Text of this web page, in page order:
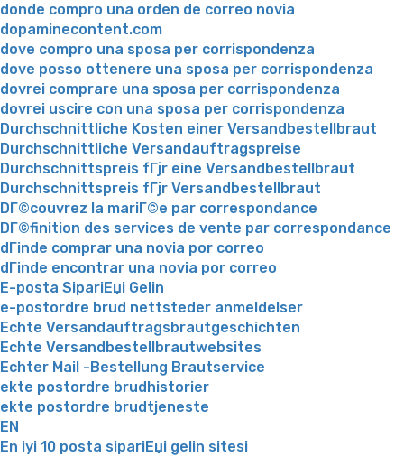
donde compro una orden de correo novia
dopaminecontent.com
dove compro una sposa per corrispondenza
dove posso ottenere una sposa per corrispondenza
dovrei comprare una sposa per corrispondenza
dovrei uscire con una sposa per corrispondenza
Durchschnittliche Kosten einer Versandbestellbraut
Durchschnittliche Versandauftragspreise
Durchschnittspreis fГјr eine Versandbestellbraut
Durchschnittspreis fГјr Versandbestellbraut
DГ©couvrez la mariГ©e par correspondance
DГ©finition des services de vente par correspondance
dГіnde comprar una novia por correo
dГіnde encontrar una novia por correo
E-posta SipariЕџi Gelin
e-postordre brud nettsteder anmeldelser
Echte Versandauftragsbrautgeschichten
Echte Versandbestellbrautwebsites
Echter Mail -Bestellung Brautservice
ekte postordre brudhistorier
ekte postordre brudtjeneste
EN
En iyi 10 posta sipariЕџi gelin sitesi